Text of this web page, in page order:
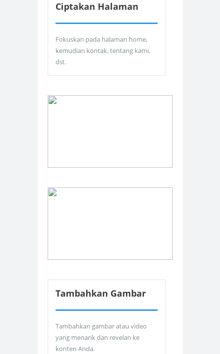
Ciptakan Halaman
Fokuskan pada halaman home,
kemudian kontak, tentang kami,
dst.
Tambahkan Gambar
Tambahkan gambar atau video
yang menarik dan revelan ke
konten Anda.